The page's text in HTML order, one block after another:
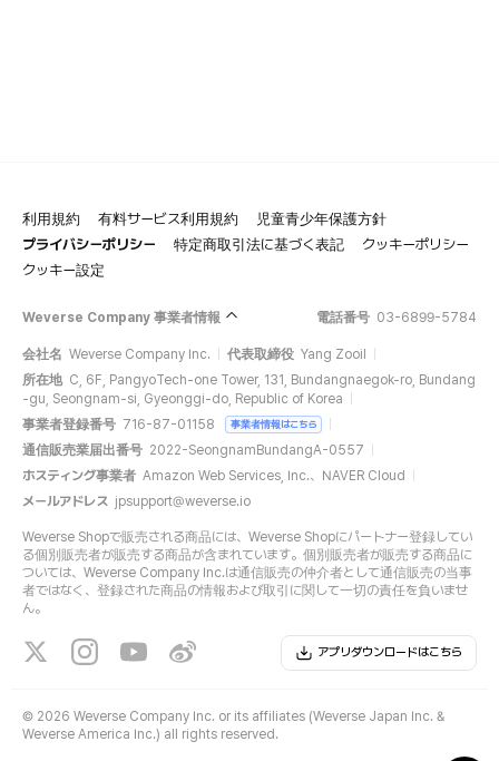
利用規約 有料サービス利用規約
児童青少年保護方針
プライバシーポリシー
特定商取引法に基づく表記
クッキーポリシー
クッキー設定
Weverse Company 事業者情報 電話番号 03-6899-5784
会社名 Weverse Company Inc. 代表取締役 Yang Zooil
所在地 C, 6F, PangyoTech-one Tower, 131, Bundangnaegok-ro, Bundang
-gu, Seongnam-si, Gyeonggi-do, Republic of Korea
事業者登録番号 716-87-01158 事業者情報はこちら
通信販売業届出番号 2022-SeongnamBundangA-0557
ホスティング事業者 Amazon Web Services, Inc.、NAVER Cloud
メールアドレス jpsupport@weverse.io
Weverse Shopで販売される商品には、Weverse Shopにパートナー登録してい
る個別販売者が販売する商品が含まれています。個別販売者が販売する商品に
ついては、Weverse Company Inc.は通信販売の仲介者として通信販売の当事
者ではなく、登録された商品の情報および取引に関して一切の責任を負いませ
ん。
アプリダウンロードはこちら
© 2026 Weverse Company Inc. or its affiliates (Weverse Japan Inc. &
Weverse America Inc.) all rights reserved.